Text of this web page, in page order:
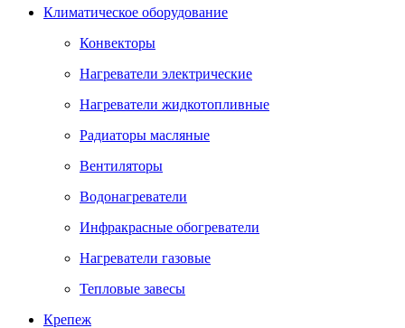
Климатическое оборудование
Конвекторы
Нагреватели электрические
Нагреватели жидкотопливные
Радиаторы масляные
Вентиляторы
Водонагреватели
Инфракрасные обогреватели
Нагреватели газовые
Тепловые завесы
Крепеж